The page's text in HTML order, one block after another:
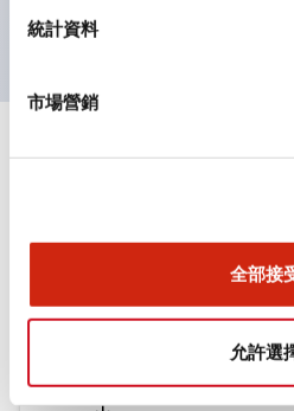
統計資料
市場營銷
全部接
允許選
顏色表現更明確鮮明，便於更
HW系列 Push-in式 控制元